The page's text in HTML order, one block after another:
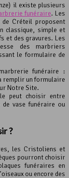
il existe plusieurs
funéraire. Les
Créteil proposent
classique, simple et
et des gravures. Les
des marbriers
le formulaire de
funéraire :
remplir un formulaire
Notre Site.
peut choisir entre
de vase funéraire ou
?
les Cristoliens et
pourront choisir
funéraires en
ou encore des